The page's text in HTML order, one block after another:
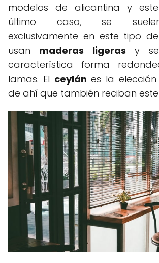
modelos de alicantina y
último caso, se
exclusivamente en este tipo
usan maderas ligeras y
característica forma
lamas. El ceylán es la
de ahí que también reciban